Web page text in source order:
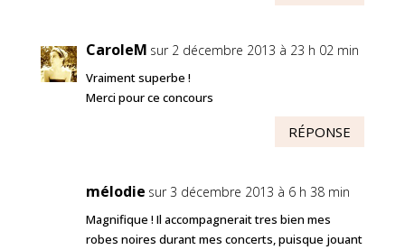
CaroleM sur 2 décembre 2013 à 23 h 02 min
Vraiment superbe !
Merci pour ce concours
RÉPONSE
mélodie sur 3 décembre 2013 à 6 h 38 min
Magnifique ! Il accompagnerait tres bien mes
robes noires durant mes concerts, puisque jouant